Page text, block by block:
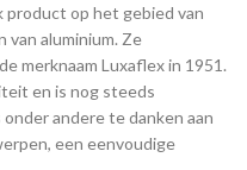
product op het gebied van
van aluminium. Ze
merknaam Luxaflex in 1951.
en is nog steeds
andere te danken aan
een eenvoudige